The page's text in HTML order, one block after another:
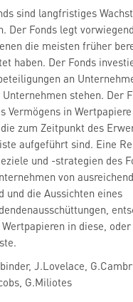
sind langfristiges
Der Fonds legt
die meisten früher
haben. Der Fonds
an
stehen. Der
Vermögens in
zum Zeitpunkt des
aufgeführt sind. Eine
und -strategien des
von
und die Aussichten eines
in diese,
J.Lovelace,
G.Miliotes